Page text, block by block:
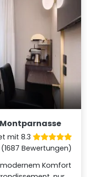
mit 8.3
(1687 Bewertungen)
modernem Komfort